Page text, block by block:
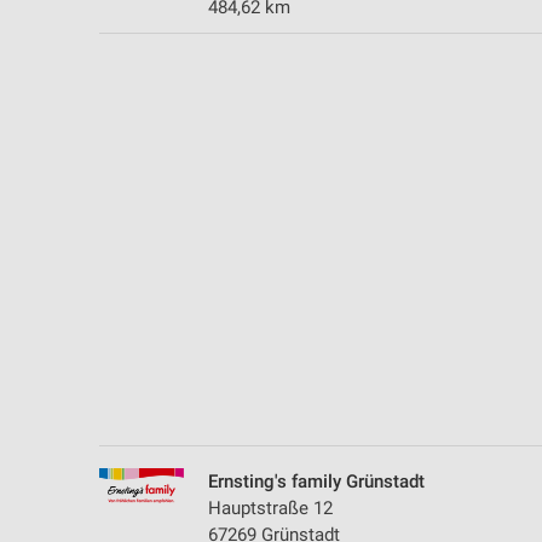
484,62 km
Ernsting's family Grünstadt
Hauptstraße 12
67269 Grünstadt
Messung der Performance von Inhalten
Funktional